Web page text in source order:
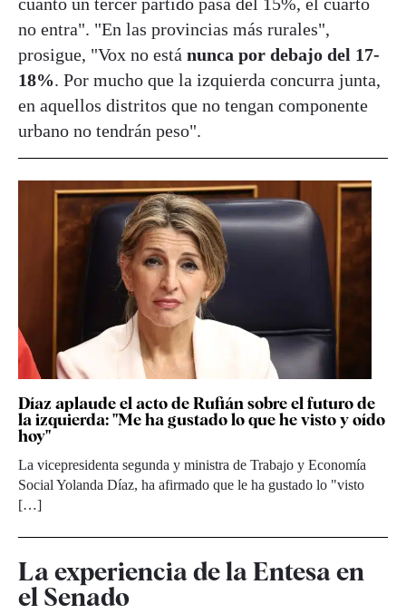
no entra". "En las provincias más rurales",
prosigue, "Vox no está nunca por debajo del 17-
18%. Por mucho que la izquierda concurra junta,
en aquellos distritos que no tengan componente
urbano no tendrán peso".
Díaz aplaude el acto de Rufián sobre el futuro de
la izquierda: "Me ha gustado lo que he visto y oído
hoy"
La vicepresidenta segunda y ministra de Trabajo y Economía
Social Yolanda Díaz, ha afirmado que le ha gustado lo "visto
[…]
La experiencia de la Entesa en
el Senado